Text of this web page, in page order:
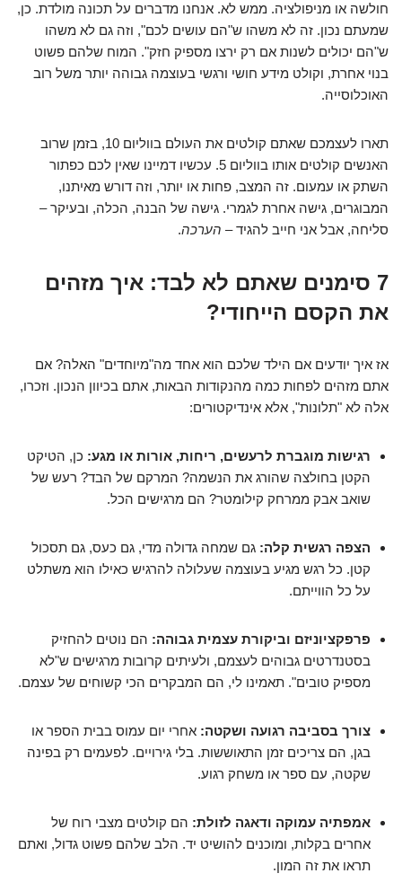
חולשה או מניפולציה. ממש לא. אנחנו מדברים על תכונה מולדת. כן,
שמעתם נכון. זה לא משהו ש"הם עושים לכם", וזה גם לא משהו
ש"הם יכולים לשנות אם רק ירצו מספיק חזק". המוח שלהם פשוט
בנוי אחרת, וקולט מידע חושי ורגשי בעוצמה גבוהה יותר משל רוב
האוכלוסייה.
תארו לעצמכם שאתם קולטים את העולם בווליום 10, בזמן שרוב
האנשים קולטים אותו בווליום 5. עכשיו דמיינו שאין לכם כפתור
השתק או עמעום. זה המצב, פחות או יותר, וזה דורש מאיתנו,
המבוגרים, גישה אחרת לגמרי. גישה של הבנה, הכלה, ובעיקר –
סליחה, אבל אני חייב להגיד – הערכה.
7 סימנים שאתם לא לבד: איך מזהים
את הקסם הייחודי?
אז איך יודעים אם הילד שלכם הוא אחד מה"מיוחדים" האלה? אם
אתם מזהים לפחות כמה מהנקודות הבאות, אתם בכיוון הנכון. וזכרו,
אלה לא "תלונות", אלא אינדיקטורים:
רגישות מוגברת לרעשים, ריחות, אורות או מגע: כן, הטיקט
הקטן בחולצה שהורג את הנשמה? המרקם של הבד? רעש של
שואב אבק ממרחק קילומטר? הם מרגישים הכל.
הצפה רגשית קלה: גם שמחה גדולה מדי, גם כעס, גם תסכול
קטן. כל רגש מגיע בעוצמה שעלולה להרגיש כאילו הוא משתלט
על כל הווייתם.
פרפקציוניזם וביקורת עצמית גבוהה: הם נוטים להחזיק
בסטנדרטים גבוהים לעצמם, ולעיתים קרובות מרגישים ש"לא
מספיק טובים". תאמינו לי, הם המבקרים הכי קשוחים של עצמם.
צורך בסביבה רגועה ושקטה: אחרי יום עמוס בבית הספר או
בגן, הם צריכים זמן התאוששות. בלי גירויים. לפעמים רק בפינה
שקטה, עם ספר או משחק רגוע.
אמפתיה עמוקה ודאגה לזולת: הם קולטים מצבי רוח של
אחרים בקלות, ומוכנים להושיט יד. הלב שלהם פשוט גדול, ואתם
תראו את זה המון.